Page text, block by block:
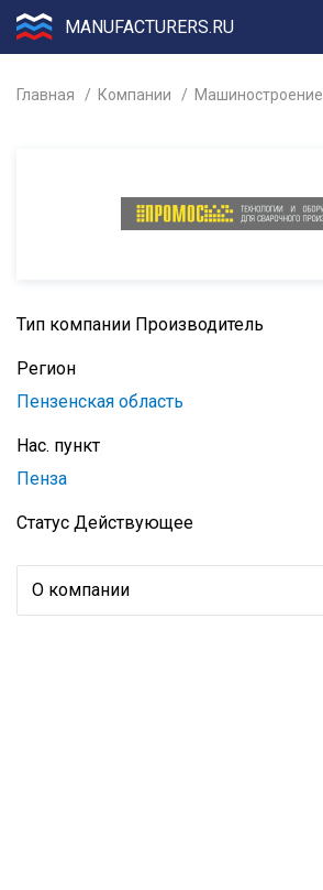
MANUFACTURERS.RU
Главная Компании Машиностроение
Тип компании Производитель
Регион
Пензенская область
Нас. пункт
Пенза
Статус Действующее
О компании